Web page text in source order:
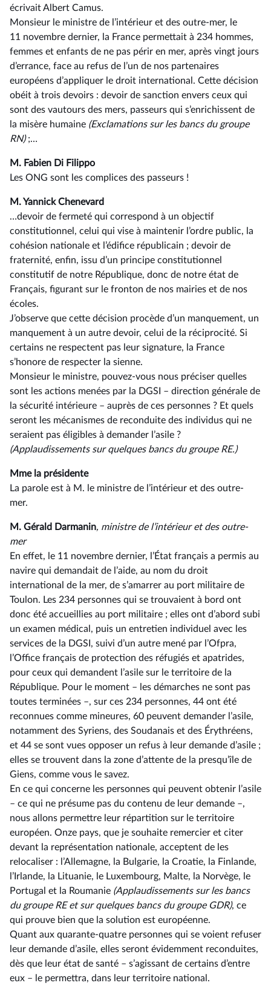
écrivait Albert Camus.
Monsieur le ministre de l’intérieur et des outre-mer, le
11 novembre dernier, la France permettait à 234 hommes,
femmes et enfants de ne pas périr en mer, après vingt jours
d’errance, face au refus de l’un de nos partenaires
européens d’appliquer le droit international. Cette décision
obéit à trois devoirs : devoir de sanction envers ceux qui
sont des vautours des mers, passeurs qui s’enrichissent de
la misère humaine (Exclamations sur les bancs du groupe
RN);…
M. Fabien Di Filippo
Les ONG sont les complices des passeurs !
M. Yannick Chenevard
…devoir de fermeté qui correspond à un objectif
constitutionnel, celui qui vise à maintenir l’ordre public, la
cohésion nationale et l’édifice républicain ; devoir de
fraternité, enfin, issu d’un principe constitutionnel
constitutif de notre République, donc de notre état de
Français, figurant sur le fronton de nos mairies et de nos
écoles.
J’observe que cette décision procède d’un manquement, un
manquement à un autre devoir, celui de la réciprocité. Si
certains ne respectent pas leur signature, la France
s’honore de respecter la sienne.
Monsieur le ministre, pouvez-vous nous préciser quelles
sont les actions menées par la DGSI –⁠ direction générale de
la sécurité intérieure – auprès de ces personnes ? Et quels
seront les mécanismes de reconduite des individus qui ne
seraient pas éligibles à demander l’asile ?
(Applaudissements sur quelques bancs du groupe RE.)
Mme la présidente
La parole est à M. le ministre de l’intérieur et des outre-
mer.
M. Gérald Darmanin, ministre de l’intérieur et des outre-
mer
En effet, le 11 novembre dernier, l’État français a permis au
navire qui demandait de l’aide, au nom du droit
international de la mer, de s’amarrer au port militaire de
Toulon. Les 234 personnes qui se trouvaient à bord ont
donc été accueillies au port militaire ; elles ont d’abord subi
un examen médical, puis un entretien individuel avec les
services de la DGSI, suivi d’un autre mené par l’Ofpra,
l’Office français de protection des réfugiés et apatrides,
pour ceux qui demandent l’asile sur le territoire de la
République. Pour le moment –⁠ les démarches ne sont pas
toutes terminées –, sur ces 234 personnes, 44 ont été
reconnues comme mineures, 60 peuvent demander l’asile,
notamment des Syriens, des Soudanais et des Érythréens,
et 44 se sont vues opposer un refus à leur demande d’asile ;
elles se trouvent dans la zone d’attente de la presqu’île de
Giens, comme vous le savez.
En ce qui concerne les personnes qui peuvent obtenir l’asile
–⁠ ce qui ne présume pas du contenu de leur demande –,
nous allons permettre leur répartition sur le territoire
européen. Onze pays, que je souhaite remercier et citer
devant la représentation nationale, acceptent de les
relocaliser : l’Allemagne, la Bulgarie, la Croatie, la Finlande,
l’Irlande, la Lituanie, le Luxembourg, Malte, la Norvège, le
Portugal et la Roumanie (Applaudissements sur les bancs
du groupe RE et sur quelques bancs du groupe GDR), ce
qui prouve bien que la solution est européenne.
Quant aux quarante-quatre personnes qui se voient refuser
leur demande d’asile, elles seront évidemment reconduites,
dès que leur état de santé –⁠ s’agissant de certains d’entre
eux – le permettra, dans leur territoire national.